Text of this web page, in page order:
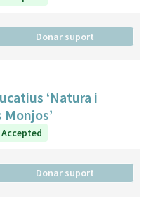
Donar suport
‘Natura i
Accepted
Donar suport